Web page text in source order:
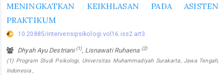
MENINGKATKAN KEIKHLASAN PADA ASISTEN
PRAKTIKUM
10.20885/intervensipsikologi.vol16.iss2.art3
Dhyah Ayu Destriani(1), Lisnawati Ruhaena (2)
(1) Program Studi Psikologi, Universitas Muhammadiyah Surakarta, Jawa Tengah,
Indonesia ,